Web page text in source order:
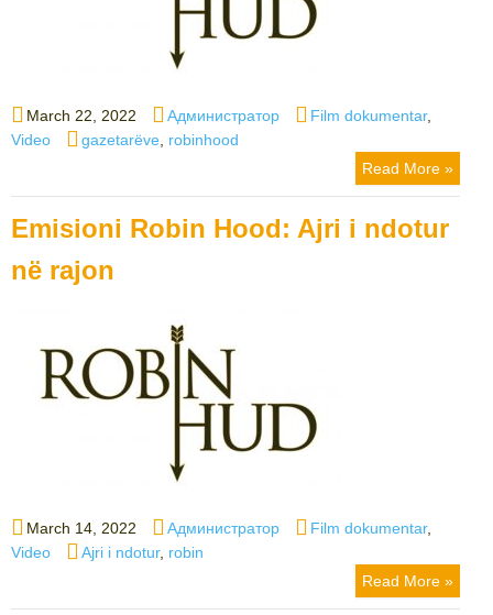
Posted
on
March 22, 2022 Author
Администратор Categories
Film dokumentar,
Video
Tags
gazetarëve robinhood
Read More »
Emisioni Robin Hood: Ajri i ndotur
në rajon
Posted
on
March 14, 2022 Author
Администратор Categories
Film dokumentar,
Video
Tags
Ajri i ndotur, robin
Read More »